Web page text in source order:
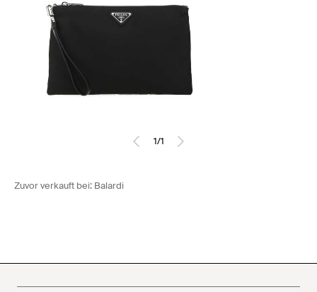
1/1
Zuvor verkauft bei: Balardi